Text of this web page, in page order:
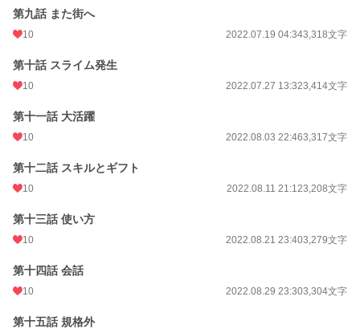
第九話 また街へ
10 2022.07.19 04:343,318文字
第十話 スライム発生
10 2022.07.27 13:323,414文字
第十一話 大活躍
10 2022.08.03 22:463,317文字
第十二話 スキルとギフト
10 2022.08.11 21:123,208文字
第十三話 使い方
10 2022.08.21 23:403,279文字
第十四話 会話
10 2022.08.29 23:303,304文字
第十五話 規格外